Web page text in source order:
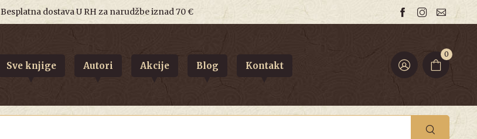
Besplatna dostava U RH za narudžbe iznad 70 €
0
Sve knjige Autori Akcije Blog Kontakt